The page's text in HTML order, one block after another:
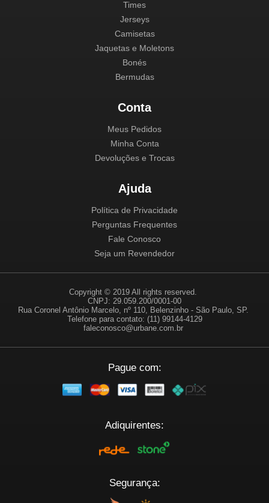
Times
Jerseys
Camisetas
Jaquetas e Moletons
Bonés
Bermudas
Conta
Meus Pedidos
Minha Conta
Devoluções e Trocas
Ajuda
Política de Privacidade
Perguntas Frequentes
Fale Conosco
Seja um Revendedor
Copyright © 2019 All rights reserved.
CNPJ: 29.059.200/0001-00
Rua Coronel Antônio Marcelo, nº 110, Belenzinho - São Paulo, SP.
Telefone para contato: (11) 99144-4129
faleconosco@urbane.com.br
Pague com:
Adiquirentes:
Segurança: